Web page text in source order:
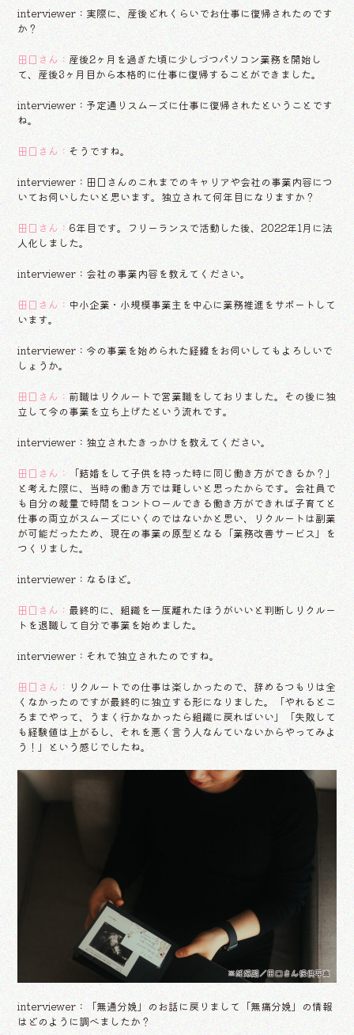
interviewer：実際に、産後どれくらいでお仕事に復帰されたのです
か？
田口さん： 産後2ヶ月を過ぎた頃に少しづつパソコン業務を開始し
て、産後3ヶ月目から本格的に仕事に復帰することができました。
interviewer：予定通りスムーズに仕事に復帰されたということです
ね。
田口さん： そうですね。
interviewer：田口さんのこれまでのキャリアや会社の事業内容につ
いてお伺いしたいと思います。独立されて何年目になりますか？
田口さん： 6年目です。フリーランスで活動した後、2022年1月に法
人化しました。
interviewer：会社の事業内容を教えてください。
田口さん： 中小企業・小規模事業主を中心に業務推進をサポートして
います。
interviewer：今の事業を始められた経緯をお伺いしてもよろしいで
しょうか。
田口さん：前職はリクルートで営業職をしておりました。その後に独
立して今の事業を立ち上げたという流れです。
interviewer：独立されたきっかけを教えてください。
田口さん：
「結婚をして子供を持った時に同じ働き方ができるか？」
と考えた際に、当時の働き方では難しいと思ったからです。会社員で
も自分の裁量で時間をコントロールできる働き方ができれば子育てと
仕事の両立がスムーズにいくのではないかと思い、リクルートは副業
が可能だったため、現在の事業の原型となる「業務改善サービス」を
つくりました。
interviewer：なるほど。
田口さん： 最終的に、組織を一度離れたほうがいいと判断しリクルー
トを退職して自分で事業を始めました。
interviewer：それで独立されたのですね。
田口さん： リクルートでの仕事は楽しかったので、辞めるつもりは全
くなかったのですが最終的に独立する形になりました。「やれるとこ
ろまでやって、うまく行かなかったら組織に戻ればいい」「失敗して
も経験値は上がるし、それを悪く言う人なんていないからやってみよ
う！」という感じでしたね。
※妊娠期／田口さん提供写真
interviewer：「無通分娩」のお話に戻りまして「無痛分娩」の情報
はどのように調べましたか？